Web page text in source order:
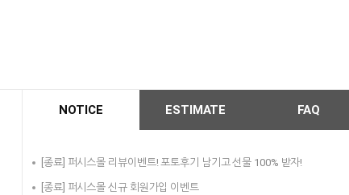
NOTICE ESTIMATE FAQ
[종료] 퍼시스몰 리뷰이벤트! 포토후기 남기고 선물 100% 받자!
[종료] 퍼시스몰 신규 회원가입 이벤트